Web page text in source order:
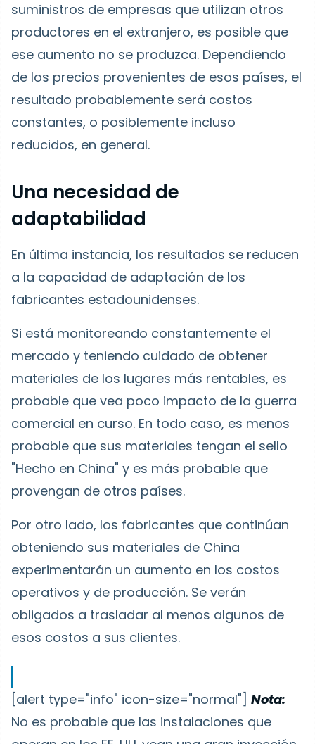
suministros de empresas que utilizan otros
productores en el extranjero, es posible que
ese aumento no se produzca. Dependiendo
de los precios provenientes de esos países, el
resultado probablemente será costos
constantes, o posiblemente incluso
reducidos, en general.
Una necesidad de
adaptabilidad
En última instancia, los resultados se reducen
a la capacidad de adaptación de los
fabricantes estadounidenses.
Si está monitoreando constantemente el
mercado y teniendo cuidado de obtener
materiales de los lugares más rentables, es
probable que vea poco impacto de la guerra
comercial en curso. En todo caso, es menos
probable que sus materiales tengan el sello
"Hecho en China" y es más probable que
provengan de otros países.
Por otro lado, los fabricantes que continúan
obteniendo sus materiales de China
experimentarán un aumento en los costos
operativos y de producción. Se verán
obligados a trasladar al menos algunos de
esos costos a sus clientes.
[alert type="info" icon-size="normal"] Nota:
No es probable que las instalaciones que